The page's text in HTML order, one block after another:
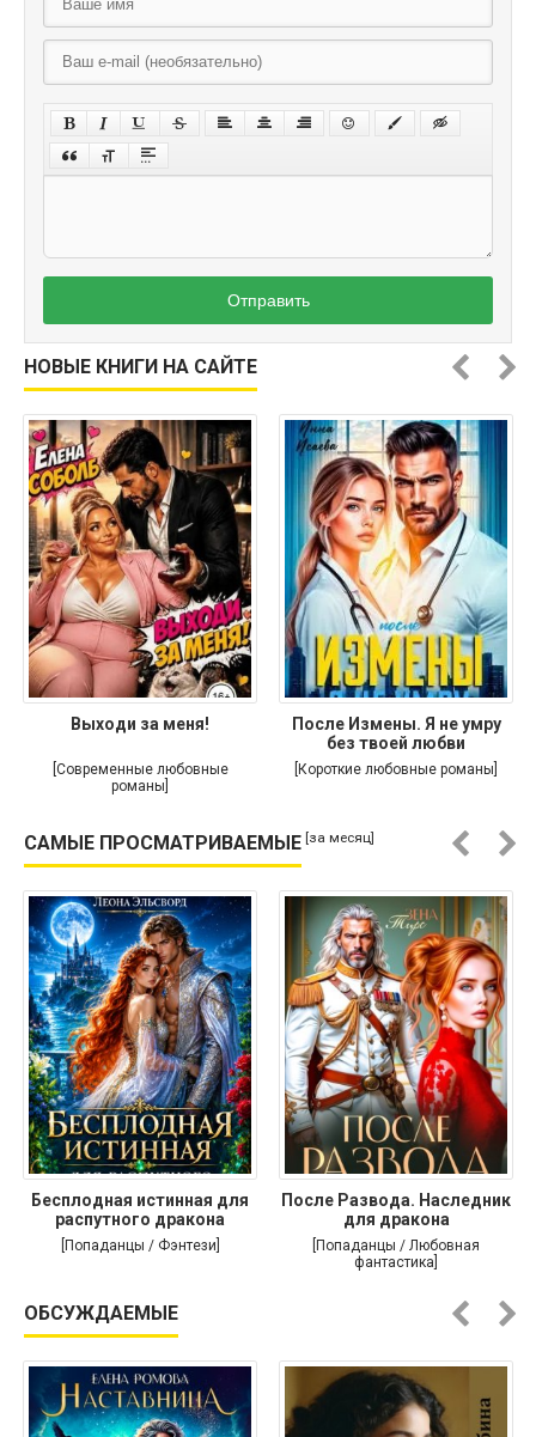
Отправить
НОВЫЕ КНИГИ НА САЙТЕ
Выходи за меня!
[Современные любовные
романы]
После Измены. Я не умру
без твоей любви
[Короткие любовные романы]
САМЫЕ ПРОСМАТРИВАЕМЫЕ [за месяц]
Бесплодная истинная для
распутного дракона
[Попаданцы / Фэнтези]
После Развода. Наследник
для дракона
[Попаданцы / Любовная
фантастика]
ОБСУЖДАЕМЫЕ